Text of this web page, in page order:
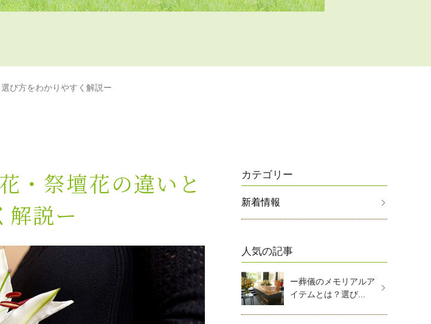
び方をわかりやすく解説ー
・祭壇花の違いと
解説ー
カテゴリー
新着情報
人気の記事
ー葬儀のメモリアルア
イテムとは？選び...